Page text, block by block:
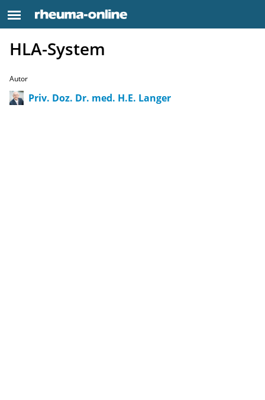
HLA-System
Autor
Priv. Doz. Dr. med. H.E. Langer